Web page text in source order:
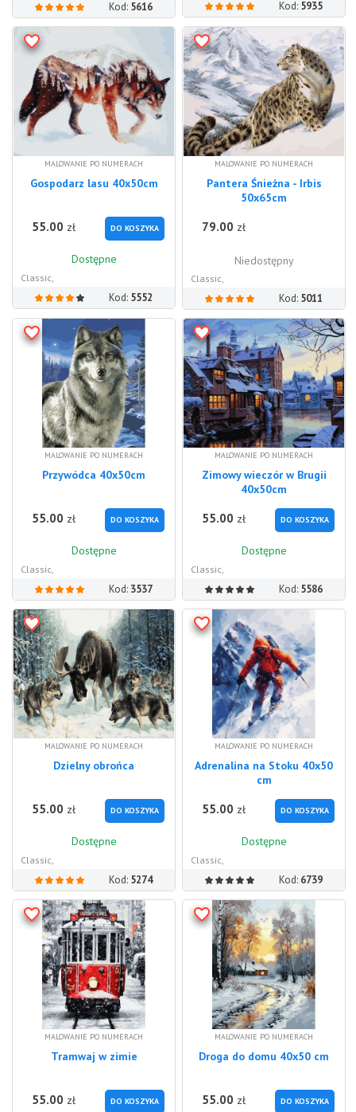
Kod: 5616 Kod: 5935
MALOWANIE PO NUMERACH
Gospodarz lasu 40x50cm
55.00 zł DO KOSZYKA
Dostępne
Classic,
Kod: 5552
MALOWANIE PO NUMERACH
Pantera Śnieżna - Irbis
50x65cm
79.00 zł
Niedostępny
Classic,
Kod: 5011
MALOWANIE PO NUMERACH
Przywódca 40x50cm
55.00 zł DO KOSZYKA
Dostępne
Classic,
Kod: 3537
MALOWANIE PO NUMERACH
Zimowy wieczór w Brugii
40x50cm
55.00 zł DO KOSZYKA
Dostępne
Classic,
Kod: 5586
MALOWANIE PO NUMERACH
Dzielny obrońca
55.00 zł DO KOSZYKA
Dostępne
Classic,
Kod: 5274
MALOWANIE PO NUMERACH
Adrenalina na Stoku 40x50
cm
55.00 zł DO KOSZYKA
Dostępne
Classic,
Kod: 6739
MALOWANIE PO NUMERACH
Tramwaj w zimie
55.00 zł DO KOSZYKA
MALOWANIE PO NUMERACH
Droga do domu 40x50 cm
55.00 zł DO KOSZYKA